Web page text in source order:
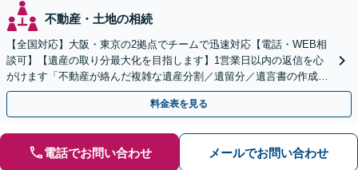
不動産・土地の相続
【全国対応】大阪・東京の2拠点でチームで迅速対応【電話・WEB相
談可】【遺産の取り分最大化を目指します】1営業日以内の返信を心
がけます「不動産が絡んだ複雑な遺産分割／遺留分／遺言書の作成・
執行／事業承継など、お任せください」【休日相談あり】
料金表を見る
電話でお問い合わせ メールでお問い合わせ